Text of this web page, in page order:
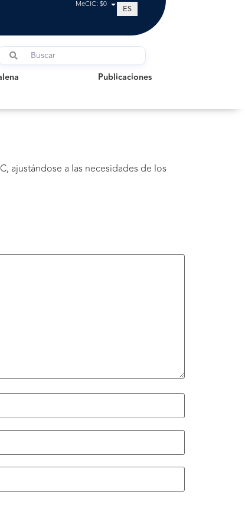
MeCIC: $0 ES
Publicaciones
Publicaciones
ajustándose a las necesidades de los